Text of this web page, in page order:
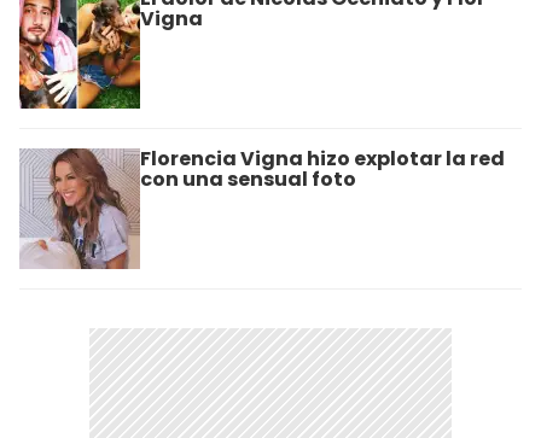
Vigna
Florencia Vigna hizo explotar la red
con una sensual foto